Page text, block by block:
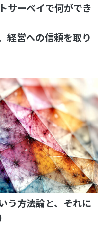
サーベイで何ができ
経営への信頼を取り
う方法論と、それに